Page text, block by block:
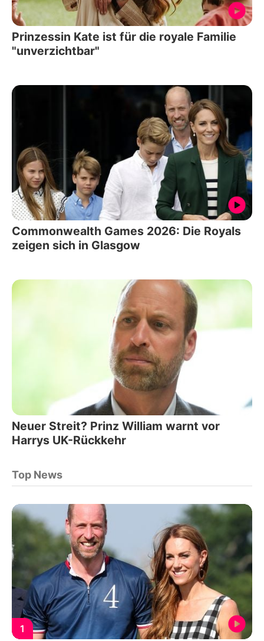
Prinzessin Kate ist für die royale Familie
"unverzichtbar"
Commonwealth Games 2026: Die Royals
zeigen sich in Glasgow
Neuer Streit? Prinz William warnt vor
Harrys UK-Rückkehr
Top News
1